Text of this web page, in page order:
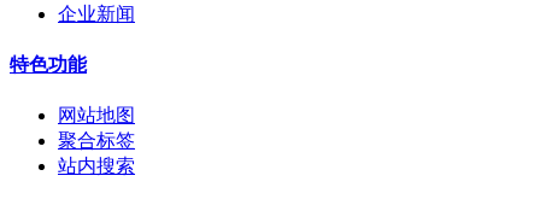
企业新闻
特色功能
网站地图
聚合标签
站内搜索